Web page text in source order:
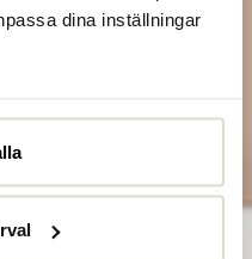
dina inställningar